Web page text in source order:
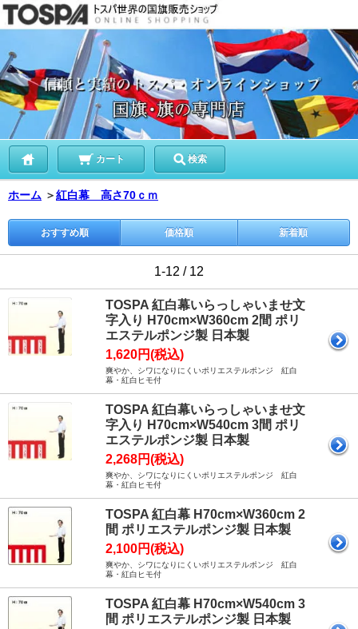
カート 検索
ホーム ＞紅白幕 高さ70ｃｍ
おすすめ順 価格順 新着順
1-12 / 12
TOSPA 紅白幕いらっしゃいませ文
字入り H70cm×W360cm 2間 ポリ
エステルポンジ製 日本製
1,620円(税込)
爽やか、シワになりにくいポリエステルポンジ 紅白
幕・紅白ヒモ付
TOSPA 紅白幕いらっしゃいませ文
字入り H70cm×W540cm 3間 ポリ
エステルポンジ製 日本製
2,268円(税込)
爽やか、シワになりにくいポリエステルポンジ 紅白
幕・紅白ヒモ付
TOSPA 紅白幕 H70cm×W360cm 2
間 ポリエステルポンジ製 日本製
2,100円(税込)
爽やか、シワになりにくいポリエステルポンジ 紅白
幕・紅白ヒモ付
TOSPA 紅白幕 H70cm×W540cm 3
間 ポリエステルポンジ製 日本製